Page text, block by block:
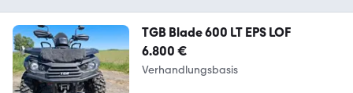
TGB Blade 600 LT EPS LOF
6.800 €
Verhandlungsbasis